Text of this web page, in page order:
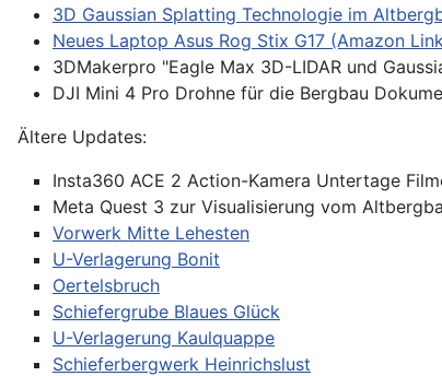
3D Gaussian Splatting Technologie im
Neues Laptop Asus Rog Stix G17 (Amazon
3DMakerpro "Eagle Max 3D-LIDAR und
DJI Mini 4 Pro Drohne für die Bergbau
Ältere Updates:
Insta360 ACE 2 Action-Kamera Untertage
Meta Quest 3 zur Visualisierung vom
Vorwerk Mitte Lehesten
U-Verlagerung Bonit
Oertelsbruch
Schiefergrube Blaues Glück
U-Verlagerung Kaulquappe
Schieferbergwerk Heinrichslust